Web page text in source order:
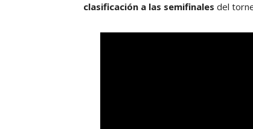
clasificación a las semifinales del